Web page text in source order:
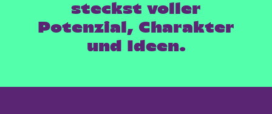
steckst voller
Potenzial, Charakter
und Ideen.